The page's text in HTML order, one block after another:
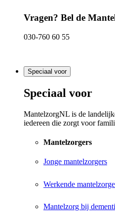
Vragen? Bel de
030-760 60 55
Speciaal voor
Speciaal voor
MantelzorgNL is de
iedereen die zorgt voor
Mantelzorgers
Jonge mantelzorgers
Werkende
Mantelzorg bij